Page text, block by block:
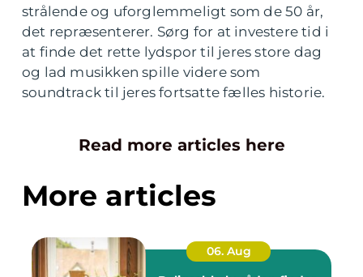
strålende og uforglemmeligt som de 50 år,
det repræsenterer. Sørg for at investere tid i
at finde det rette lydspor til jeres store dag
og lad musikken spille videre som
soundtrack til jeres fortsatte fælles historie.
Read more articles here
More articles
06. Aug